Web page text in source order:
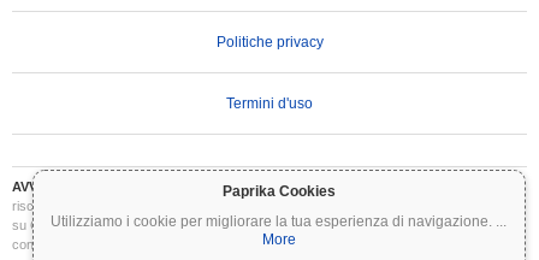
Paprika Cookies
Utilizziamo i cookie per migliorare la tua esperienza di navigazione. ...
More
Politiche privacy
Termini d'uso
AVVERTENZA IMPORTANTE:
Le criptovalute sono altamente volatili e comportano
rischi significativi. Potresti perdere parte o tutto il tuo investimento. Tutte le informazioni
su Coinpaprika sono fornite esclusivamente a scopo informativo e non costituiscono
consulenza finanziaria o di investimento. Conduci sempre le tue ricerche (DYOR) e